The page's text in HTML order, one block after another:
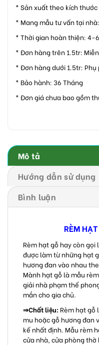
* Sản xuất theo kích
* Mang mẫu tư vấn tại
* Thời gian hoàn thiện: 4-
* Đơn hàng trên 1.5tr:
* Đơn hàng dưới 1.5tr:
* Bảo hành: 36 Tháng
* Đơn giá chưa bao gồm
Mô tả
Hướng dẫn sử dụng
Bình luận
RÈM
Rèm hạt gỗ hay còn
được làm từ những hạt
hương đan vào nhau
Mành hạt gỗ là mẫu
giải nhà phạm thế
mắn cho gia chủ.
⇒Chất liệu: Rèm hạt gỗ
mu hoặc gỗ hương đan
kế nhất định. Mẫu rèm
cửa nhà, cửa phòng